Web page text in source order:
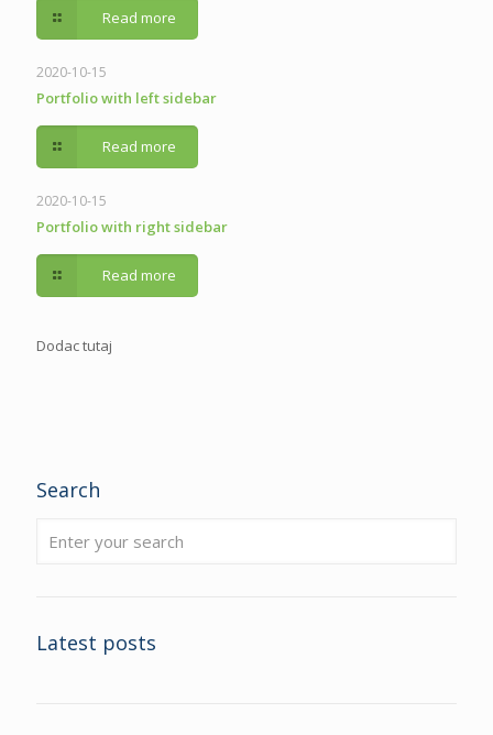
Read more
2020-10-15
Portfolio with left sidebar
Read more
2020-10-15
Portfolio with right sidebar
Read more
Dodac tutaj
Search
Latest posts